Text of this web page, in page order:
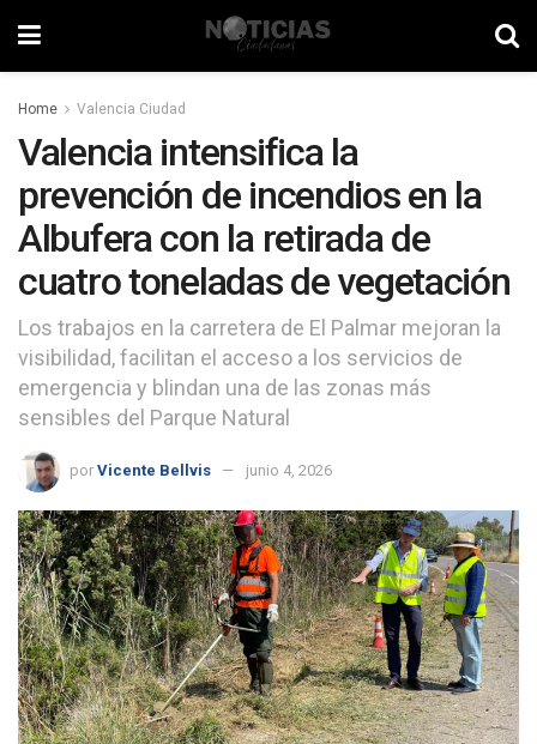
Home Valencia Ciudad
Valencia intensifica la
prevención de incendios en la
Albufera con la retirada de
cuatro toneladas de vegetación
Los trabajos en la carretera de El Palmar mejoran la
visibilidad, facilitan el acceso a los servicios de
emergencia y blindan una de las zonas más
sensibles del Parque Natural
por Vicente Bellvis junio 4, 2026